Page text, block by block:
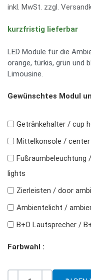
inkl. MwSt. zzgl.
kurzfristig lieferbar
LED Module für die
orange, türkis, grün und
Limousine.
Gewünschtes Modul
Getränkehalter / cup
Mittelkonsole /
Fußraumbeleuchtung
lights
Zierleisten / door
Ambientelicht /
B+O Lautsprecher /
Farbwahl :